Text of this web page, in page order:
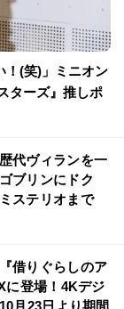
！(笑)」ミニオン
ターズ』推しポ
代ヴィランを一
ブリンにドク
ステリオまで
借りぐらしのア
に登場！4Kデジ
月23日より期間